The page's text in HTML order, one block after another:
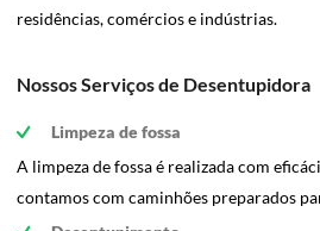
residências, comércios e indústrias.
Nossos Serviços de Desentupidora
Limpeza de fossa
A limpeza de fossa é realizada com
contamos com caminhões preparados